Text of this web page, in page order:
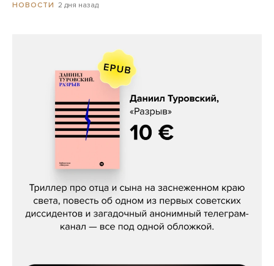
НОВОСТИ 2 дня назад
Даниил Туровский, «Разрыв»